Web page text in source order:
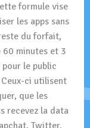
formule vise
les apps sans
du forfait,
minutes et 3
le public
ci utilisent
que les
recevez la data